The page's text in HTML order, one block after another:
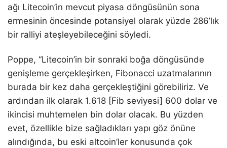
ağı Litecoin’in mevcut piyasa döngüsünün sona
ermesinin öncesinde potansiyel olarak yüzde 286’lık
bir ralliyi ateşleyebileceğini söyledi.
Poppe, “Litecoin’in bir sonraki boğa döngüsünde
genişleme gerçekleşirken, Fibonacci uzatmalarının
burada bir kez daha gerçekleştiğini görebiliriz. Ve
ardından ilk olarak 1.618 [Fib seviyesi] 600 dolar ve
ikincisi muhtemelen bin dolar olacak. Bu yüzden
evet, özellikle bize sağladıkları yapı göz önüne
alındığında, bu eski altcoin’ler konusunda çok